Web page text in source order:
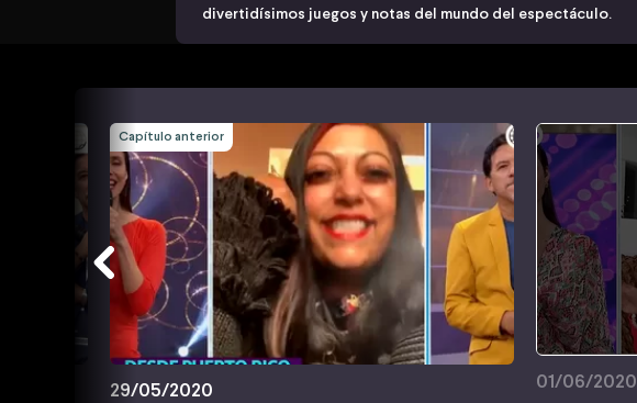
divertidísimos juegos y notas del mundo del espectáculo.
Capítulo anterior
29/05/2020
01/06/2020